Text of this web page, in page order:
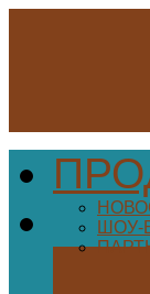
ШОУ-